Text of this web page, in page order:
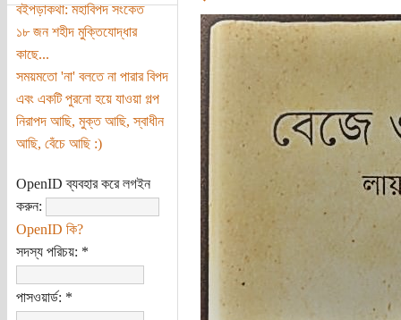
বইপড়াকথা: মহাবিপদ সংকেত
১৮ জন শহীদ মুক্তিযোদ্ধার
কাছে...
সময়মতো 'না' বলতে না পারার বিপদ
এবং একটি পুরনো হয়ে যাওয়া গল্প
নিরাপদ আছি, মুক্ত আছি, স্বাধীন
আছি, বেঁচে আছি :)
OpenID ব্যবহার করে লগইন
করুন:
OpenID কি?
সদস্য পরিচয়: *
পাসওয়ার্ড: *